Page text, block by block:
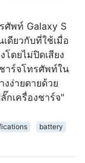
ศัพท์ Galaxy S
ดียวกับที่ใช้เมื่อ
โดยไม่ปิดเสียง
าร์จโทรศัพท์ใน
ง่ายดายด้วย
กเครื่องชาร์จ"
battery